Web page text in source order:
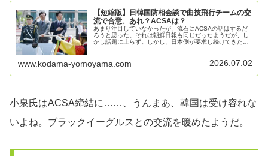
【短縮版】日韓国防相会談で曲技飛行チームの交
流で合意、あれ？ACSAは？
あまり注目していなかったが、流石にACSAの話はするだ
ろうと思った。それは朝鮮日報も同じだったようだが、し
かし話題に上らず。しかし、日本側が要求し続けてきた韓
www.kodama-yomoyama.com 2026.07.02
小泉氏はACSA締結に……、うんまあ、韓国は受け容れな
いよね。ブラックイーグルスとの交流を暖めたようだ。